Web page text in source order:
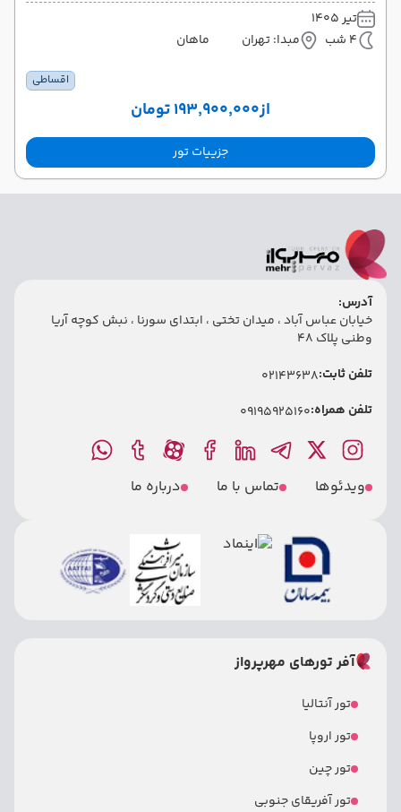
تیر 1405
4 شب
مبدا: تهران ماهان
اقساطی
از۱۹۳٬۹۰۰٬۰۰۰ تومان
جزییات تور
آدرس:
خیابان عباس آباد ، میدان تختی ، ابتدای سورنا ، نبش کوچه آریا
وطنی پلاک 48
تلفن ثابت:02143638
تلفن همراه:09195925160
ویدئوها تماس با ما درباره ما
آفر تورهای مهرپرواز
تور آنتالیا
تور اروپا
تور چین
تور آفریقای جنوبی